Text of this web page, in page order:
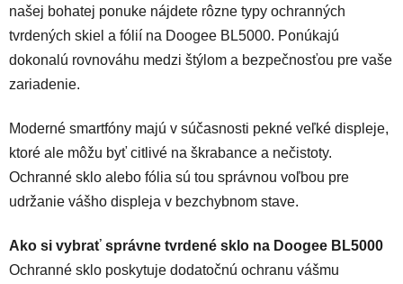
našej bohatej ponuke nájdete rôzne typy ochranných
tvrdených skiel a fólií na Doogee BL5000. Ponúkajú
dokonalú rovnováhu medzi štýlom a bezpečnosťou pre vaše
zariadenie.
Moderné smartfóny majú v súčasnosti pekné veľké displeje,
ktoré ale môžu byť citlivé na škrabance a nečistoty.
Ochranné sklo alebo fólia sú tou správnou voľbou pre
udržanie vášho displeja v bezchybnom stave.
Ako si vybrať správne tvrdené sklo na Doogee BL5000
Ochranné sklo poskytuje dodatočnú ochranu vášmu